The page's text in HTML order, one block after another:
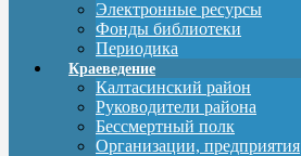
Электронные ресурсы
Фонды библиотеки
Периодика
Краеведение
Калтасинский район
Руководители района
Бессмертный полк
Организации, предприятия